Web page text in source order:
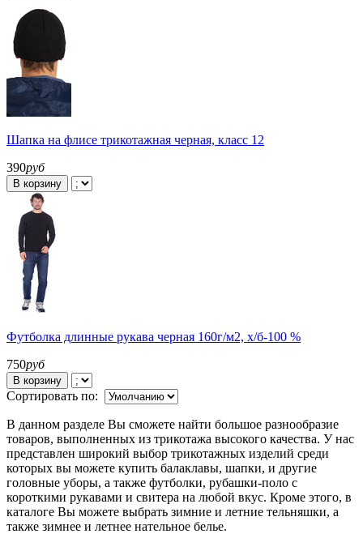
Шапка на флисе трикотажная черная, класс 12
390руб
В корзину
Футболка длинные рукава черная 160г/м2, х/б-100 %
750руб
В корзину
Сортировать по:
В данном разделе Вы сможете найти большое разнообразие
товаров, выполненных из трикотажа высокого качества. У нас
представлен широкий выбор трикотажных изделий среди
которых вы можете купить балаклавы, шапки, и другие
головные уборы, а также футболки, рубашки-поло с
короткими рукавами и свитера на любой вкус. Кроме этого, в
каталоге Вы можете выбрать зимние и летние тельняшки, а
также зимнее и летнее нательное белье.